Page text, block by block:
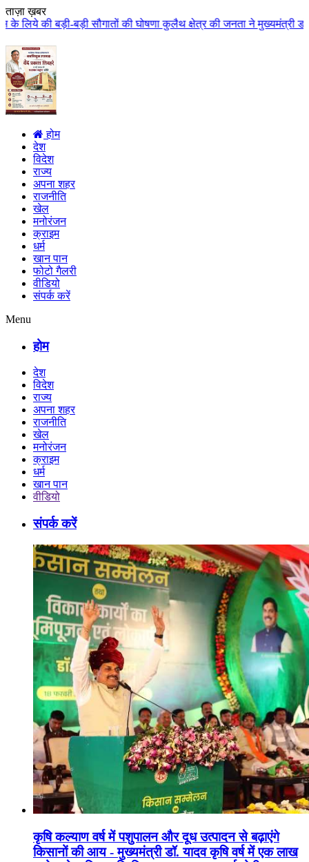
ताज़ा ख़बर
की घोषणा कुलैथ क्षेत्र की जनता ने मुख्यमंत्री डॉ. यादव का किया
होम
देश
विदेश
राज्य
अपना शहर
राजनीति
खेल
मनोरंजन
क्राइम
धर्म
खान पान
फोटो गैलरी
वीडियो
संपर्क करें
Menu
होम
देश
विदेश
राज्य
अपना शहर
राजनीति
खेल
मनोरंजन
क्राइम
धर्म
खान पान
वीडियो
संपर्क करें
कृषि कल्याण वर्ष में पशुपालन और दूध उत्पादन से बढ़ाएंगे
किसानों की आय - मुख्यमंत्री डॉ. यादव कृषि वर्ष में एक लाख